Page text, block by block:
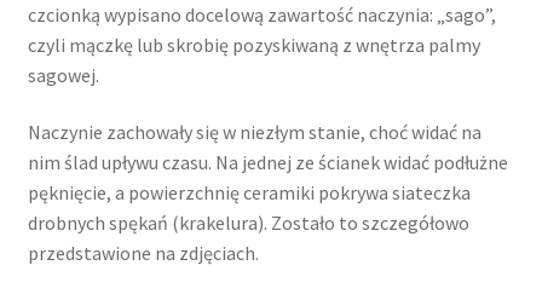
czcionką wypisano docelową zawartość naczynia: „sago”,
czyli mączkę lub skrobię pozyskiwaną z wnętrza palmy
sagowej.
Naczynie zachowały się w niezłym stanie, choć widać na
nim ślad upływu czasu. Na jednej ze ścianek widać podłużne
pęknięcie, a powierzchnię ceramiki pokrywa siateczka
drobnych spękań (krakelura). Zostało to szczegółowo
przedstawione na zdjęciach.